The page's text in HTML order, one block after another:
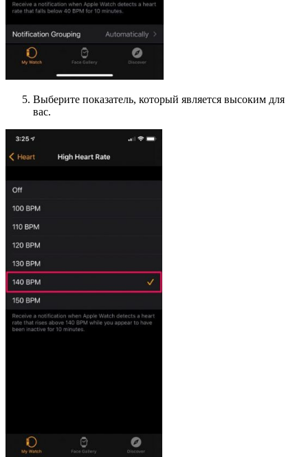
Выберите показатель, который является высоким для
вас.